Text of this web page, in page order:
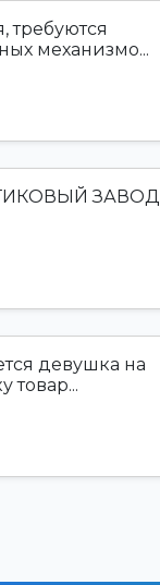
требуются
механизмо...
ЗАВОД
девушка на
товар...